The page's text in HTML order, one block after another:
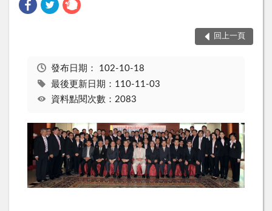
回上一頁
發布日期： 102-10-18
最後更新日期：110-11-03
資料點閱次數：2083